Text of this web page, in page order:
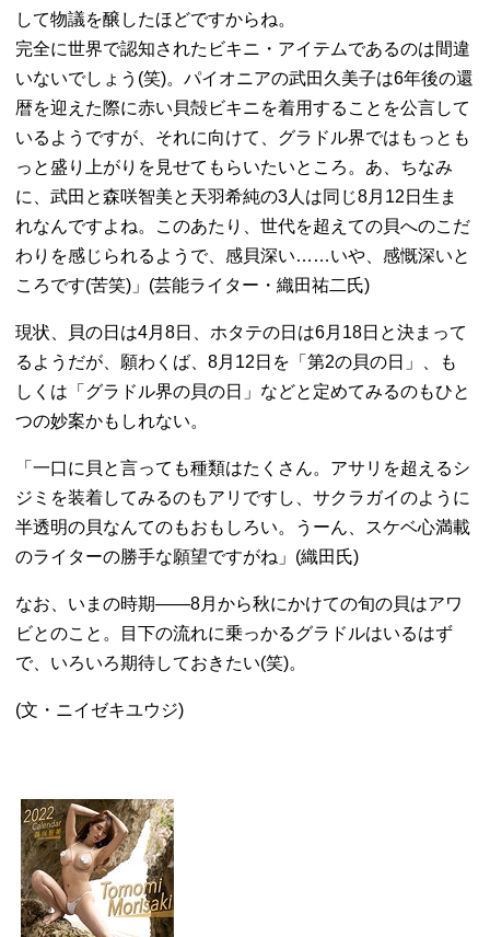
して物議を醸したほどですからね。
完全に世界で認知されたビキニ・アイテムであるのは間違
いないでしょう(笑)。パイオニアの武田久美子は6年後の還
暦を迎えた際に赤い貝殻ビキニを着用することを公言して
いるようですが、それに向けて、グラドル界ではもっとも
っと盛り上がりを見せてもらいたいところ。あ、ちなみ
に、武田と森咲智美と天羽希純の3人は同じ8月12日生ま
れなんですよね。このあたり、世代を超えての貝へのこだ
わりを感じられるようで、感貝深い……いや、感慨深いと
ころです(苦笑)」(芸能ライター・織田祐二氏)
現状、貝の日は4月8日、ホタテの日は6月18日と決まって
るようだが、願わくば、8月12日を「第2の貝の日」、も
しくは「グラドル界の貝の日」などと定めてみるのもひと
つの妙案かもしれない。
「一口に貝と言っても種類はたくさん。アサリを超えるシ
ジミを装着してみるのもアリですし、サクラガイのように
半透明の貝なんてのもおもしろい。うーん、スケベ心満載
のライターの勝手な願望ですがね」(織田氏)
なお、いまの時期――8月から秋にかけての旬の貝はアワ
ビとのこと。目下の流れに乗っかるグラドルはいるはず
で、いろいろ期待しておきたい(笑)。
(文・ニイゼキユウジ)